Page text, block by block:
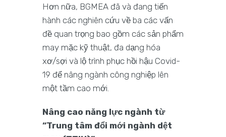
Hơn nữa, BGMEA đã và đang tiến
hành các nghiên cứu về ba các vấn
đề quan trọng bao gồm các sản phẩm
may mặc kỹ thuật, đa dạng hóa
xơ/sợi và lộ trình phục hồi hậu Covid-
19 để nâng ngành công nghiệp lên
một tầm cao mới.
Nâng cao năng lực ngành từ
“Trung tâm đổi mới ngành dệt